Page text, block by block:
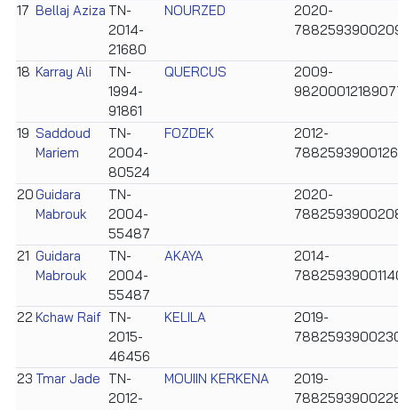
17 Bellaj Aziza TN-
2014-
21680
NOURZED
2020-
18 Karray Ali
TN-
1994-
91861
QUERCUS
2009-
19 Saddoud
Mariem
TN-
2004-
80524
FOZDEK
2012-
20Guidara
Mabrouk
TN-
2004-
55487
2020-
21 Guidara
Mabrouk
TN-
2004-
55487
AKAYA
2014-
22 Kchaw Raif TN-
2015-
46456
KELILA
2019-
23 Tmar Jade TN-
2012-
MOUIIN KERKENA
2019-